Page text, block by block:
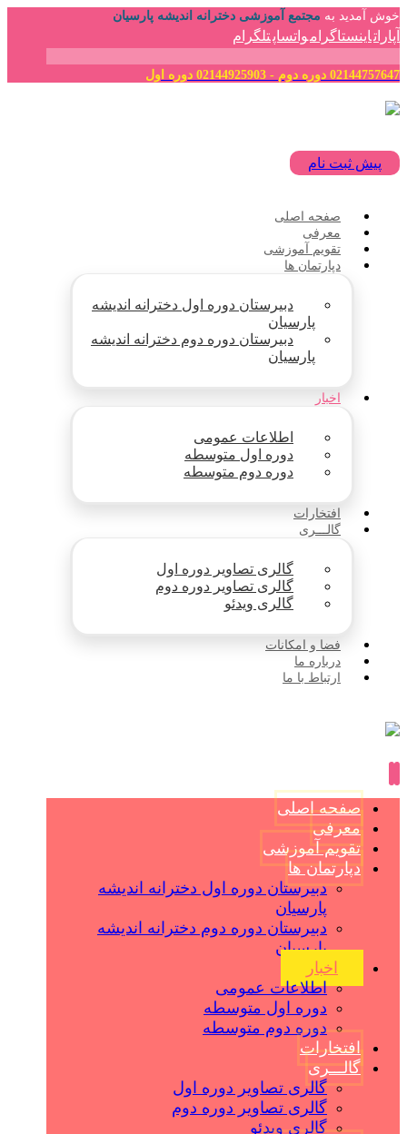
خوش آمدید به مجتمع آموزشی دخترانه اندیشه پارسیان
آپاراتاینستاگرامواتساپتلگرام
02144757647 دوره دوم - 02144925903 دوره اول
پیش ثبت نام
صفحه اصلی
معرفی
تقویم آموزشی
دپارتمان ها
دبیرستان دوره اول دخترانه اندیشه
پارسیان
دبیرستان دوره دوم دخترانه اندیشه
پارسیان
اخبار
اطلاعات عمومی
دوره اول متوسطه
دوره دوم متوسطه
افتخارات
گالـــری
گالری تصاویر دوره اول
گالری تصاویر دوره دوم
گالری ویدئو
فضا و امکانات
درباره ما
ارتباط با ما
صفحه اصلی
معرفی
تقویم آموزشی
دپارتمان ها
دبیرستان دوره اول دخترانه اندیشه
پارسیان
دبیرستان دوره دوم دخترانه اندیشه
پارسیان
اخبار
اطلاعات عمومی
دوره اول متوسطه
دوره دوم متوسطه
افتخارات
گالـــری
گالری تصاویر دوره اول
گالری تصاویر دوره دوم
گالری ویدئو